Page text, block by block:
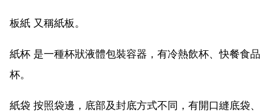
板紙 又稱紙板。
紙杯 是一種杯狀液體包裝容器，有冷熱飲杯、快餐食品
杯。
紙袋 按照袋邊，底部及封底方式不同，有開口縫底袋、